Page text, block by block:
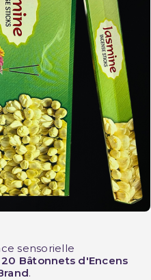
sensorielle
20 Bâtonnets d'Encens
.